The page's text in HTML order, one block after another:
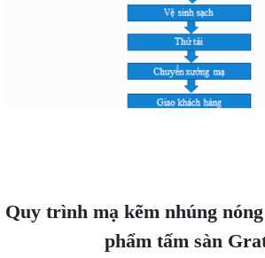
Quy trình mạ kẽm nhúng
phẩm tấm sàn